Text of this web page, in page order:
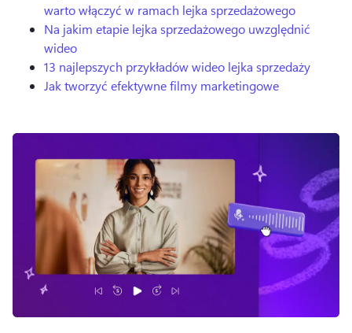
warto włączyć w ramach lejka sprzedażowego
Na jakim etapie lejka sprzedażowego uwzględnić
wideo
13 najlepszych przykładów wideo lejka sprzedaży
Jak tworzyć efektywne filmy marketingowe